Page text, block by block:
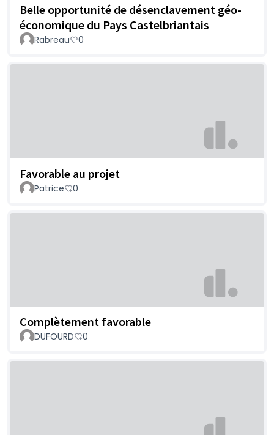
Belle opportunité de désenclavement géo-
économique du Pays Castelbriantais
Rabreau 0
Favorable au projet
Patrice 0
Complètement favorable
DUFOURD 0